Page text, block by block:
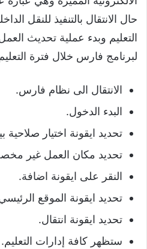
حال الانتقال بالتنفيذ للنقل
التعليم وبدء عملية تحديث
لبرنامج فارس خلال فترة
الانتقال الى نظام فارس.
البدء الدخول.
تحديد ايقونة اختيار صلاحية
تحديد مكان العمل غير
النقر على ايقونة اضافة.
تحديد ايقونة الموقع
تحديد ايقونة انتقال.
ستظهر كافة إدارات التعليم.